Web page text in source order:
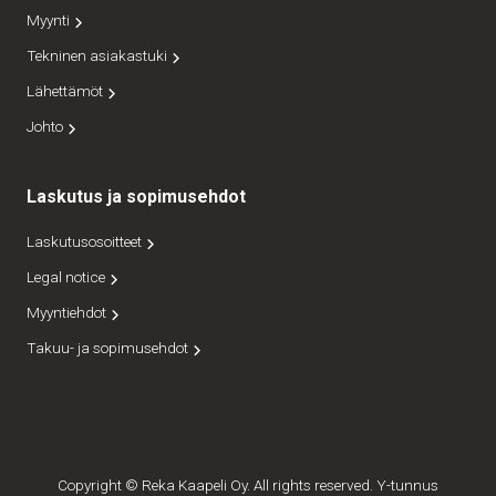
Myynti
Tekninen asiakastuki
Lähettämöt
Johto
Laskutus ja sopimusehdot
Laskutusosoitteet
Legal notice
Myyntiehdot
Takuu- ja sopimusehdot
Copyright © Reka Kaapeli Oy. All rights reserved. Y-tunnus